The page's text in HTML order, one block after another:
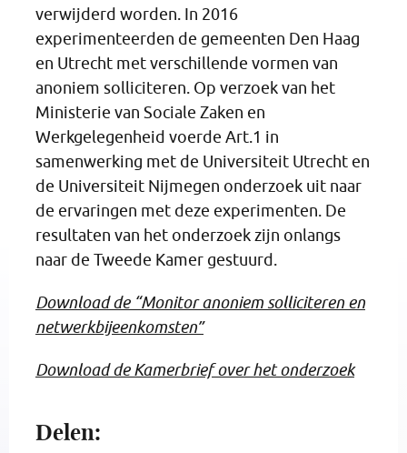
verwijderd worden. In 2016
experimenteerden de gemeenten Den Haag
en Utrecht met verschillende vormen van
anoniem solliciteren. Op verzoek van het
Ministerie van Sociale Zaken en
Werkgelegenheid voerde Art.1 in
samenwerking met de Universiteit Utrecht en
de Universiteit Nijmegen onderzoek uit naar
de ervaringen met deze experimenten. De
resultaten van het onderzoek zijn onlangs
naar de Tweede Kamer gestuurd.
Download de “Monitor anoniem solliciteren en
netwerkbijeenkomsten”
Download de Kamerbrief over het onderzoek
Delen: